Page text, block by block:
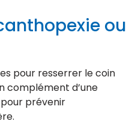
ou
pour resserrer le coin
complément d’une
prévenir